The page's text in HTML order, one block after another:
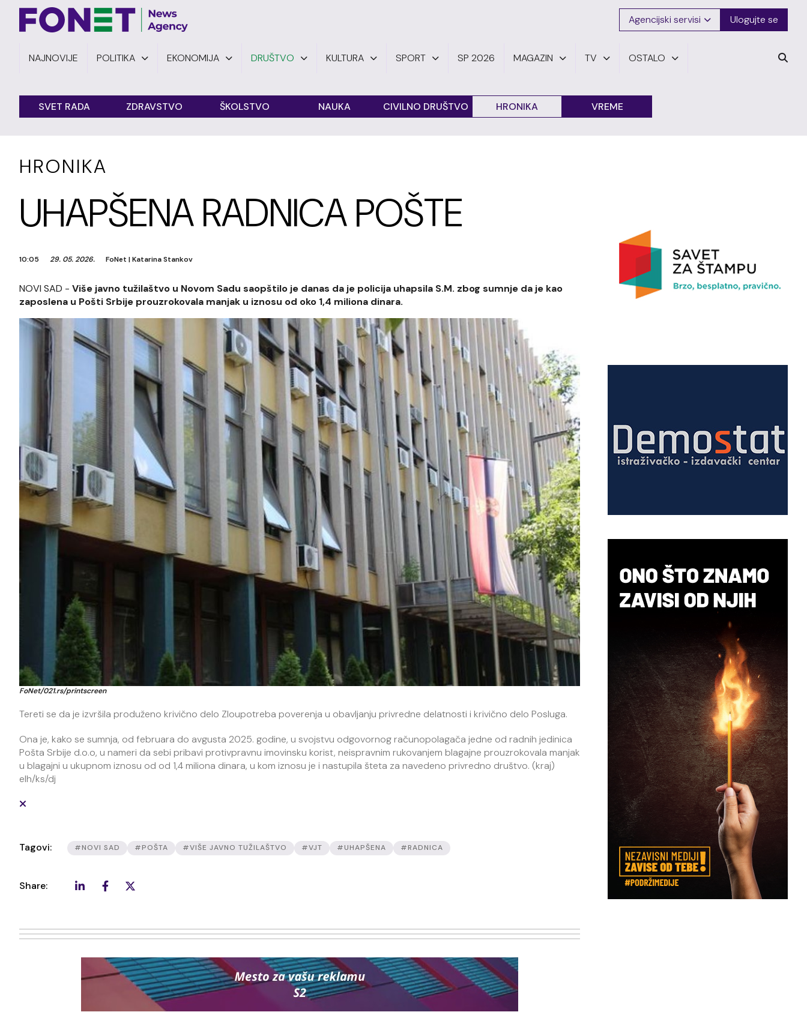
Agencijski servisi Ulogujte se
NAJNOVIJE POLITIKA EKONOMIJA DRUŠTVO KULTURA SPORT SP 2026 MAGAZIN TV OSTALO
SVET RADA ZDRAVSTVO ŠKOLSTVO NAUKA CIVILNO DRUŠTVO HRONIKA VREME
HRONIKA
UHAPŠENA RADNICA POŠTE
10:05 29. 05. 2026. FoNet |Katarina Stankov
NOVI SAD - Više javno tužilaštvo u Novom Sadu saopštilo je danas da je policija uhapsila S.M. zbog sumnje da je kao
zaposlena u Pošti Srbije prouzrokovala manjak u iznosu od oko 1,4 miliona dinara.
FoNet/021.rs/printscreen
Tereti se da je izvršila produženo krivično delo Zloupotreba poverenja u obavljanju privredne delatnosti i krivično delo Posluga.
Ona je, kako se sumnja, od februara do avgusta 2025. godine, u svojstvu odgovornog računopolagača jedne od radnih jedinica
Pošta Srbije d.o.o, u nameri da sebi pribavi protivpravnu imovinsku korist, neispravnim rukovanjem blagajne prouzrokovala manjak
u blagajni u ukupnom iznosu od od 1,4 miliona dinara, u kom iznosu je i nastupila šteta za navedeno privredno društvo. (kraj)
elh/ks/dj
Tagovi: #NOVI SAD #POŠTA #VIŠE JAVNO TUŽILAŠTVO #VJT #UHAPŠENA #RADNICA
Share: